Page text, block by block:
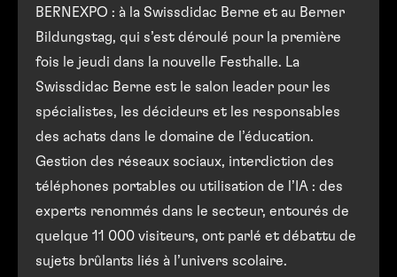
BERNEXPO : à la Swissdidac Berne et au Berner
Bildungstag, qui s’est déroulé pour la première
fois le jeudi dans la nouvelle Festhalle. La
Swissdidac Berne est le salon leader pour les
spécialistes, les décideurs et les responsables
des achats dans le domaine de l’éducation.
Gestion des réseaux sociaux, interdiction des
téléphones portables ou utilisation de l’IA : des
experts renommés dans le secteur, entourés de
quelque 11 000 visiteurs, ont parlé et débattu de
sujets brûlants liés à l’univers scolaire.